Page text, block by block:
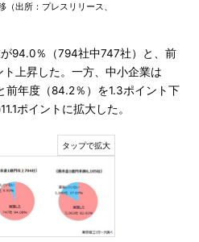
出所：プレスリリース、
94.0％（794社中747社）と、前
上昇した。一方、中小企業は
前年度（84.2％）を1.3ポイント下
ポイントに拡大した。